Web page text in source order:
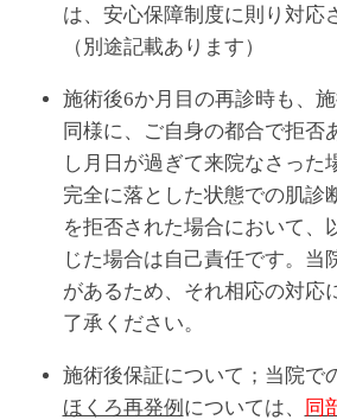
は、安心保障制度に則り対応
（別途記載あります）
施術後6か月目の再診時も、
同様に、ご自身の都合で拒否
し月日が過ぎて来院なさった
完全に落とした状態での肌診
を拒否された場合において、
じた場合は自己責任です。当
があるため、それ相応の対応
了承ください。
施術後保証について；当院で
ほくろ再発例 については、 同